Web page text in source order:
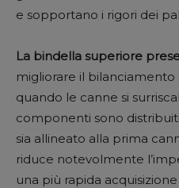
e sopportano i rigori dei
La bindella superiore
migliorare il bilanciamento
quando le canne si
componenti sono
sia allineato alla prima
riduce notevolmente
una più rapida